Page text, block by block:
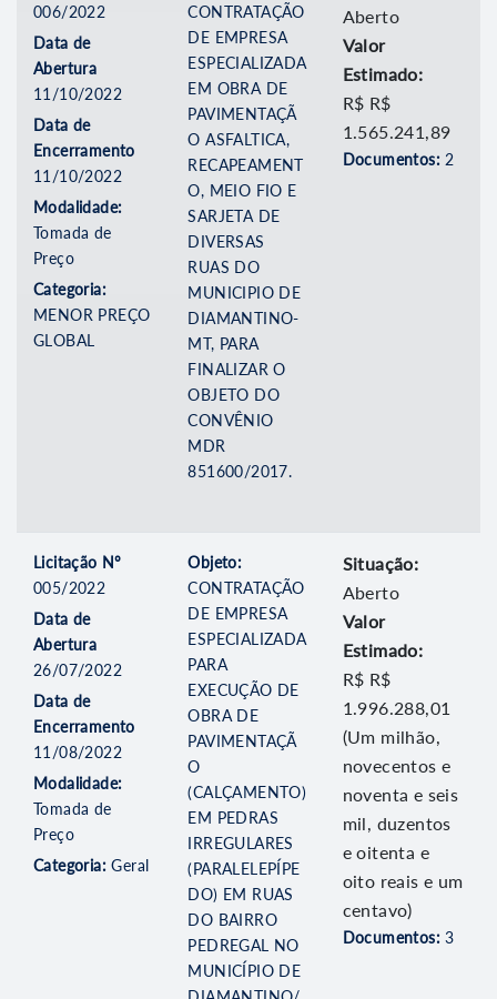
006/2022
Data de
Abertura
11/10/2022
Data de
Encerramento
11/10/2022
Modalidade:
Tomada de
Preço
Categoria:
MENOR PREÇO
GLOBAL
CONTRATAÇÃO
DE EMPRESA
ESPECIALIZADA
EM OBRA DE
PAVIMENTAÇÃ
O ASFALTICA,
RECAPEAMENT
O, MEIO FIO E
SARJETA DE
DIVERSAS
RUAS DO
MUNICIPIO DE
DIAMANTINO-
MT, PARA
FINALIZAR O
OBJETO DO
CONVÊNIO
MDR
851600/2017.
Aberto
Valor
Estimado:
R$ R$
1.565.241,89
Documentos: 2
Licitação Nº
005/2022
Data de
Abertura
26/07/2022
Data de
Encerramento
11/08/2022
Modalidade:
Tomada de
Preço
Categoria:Geral
Objeto:
CONTRATAÇÃO
DE EMPRESA
ESPECIALIZADA
PARA
EXECUÇÃO DE
OBRA DE
PAVIMENTAÇÃ
O
(CALÇAMENTO)
EM PEDRAS
IRREGULARES
(PARALELEPÍPE
DO) EM RUAS
DO BAIRRO
PEDREGAL NO
MUNICÍPIO DE
Situação:
Aberto
Valor
Estimado:
R$ R$
1.996.288,01
(Um milhão,
novecentos e
noventa e seis
mil, duzentos
e oitenta e
oito reais e um
centavo)
Documentos:3